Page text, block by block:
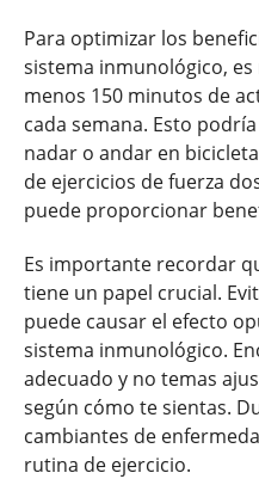
Para optimizar los
sistema inmunológico,
menos 150 minutos de
cada semana. Esto
nadar o andar en
de ejercicios de fuerza
puede proporcionar
Es importante recordar
tiene un papel crucial.
puede causar el efecto
sistema inmunológico.
adecuado y no temas
según cómo te sientas.
cambiantes de
rutina de ejercicio.